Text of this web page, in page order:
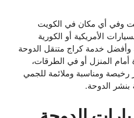
وفي أي مكان في الكويت
الأمريكية أو الكورية
وأفضل خدمة كراج متنقل الدوحة
أمام المنزل أو في الطرقات،
رخيصة ومناسبة وملائمة للجمي
الدوحة.